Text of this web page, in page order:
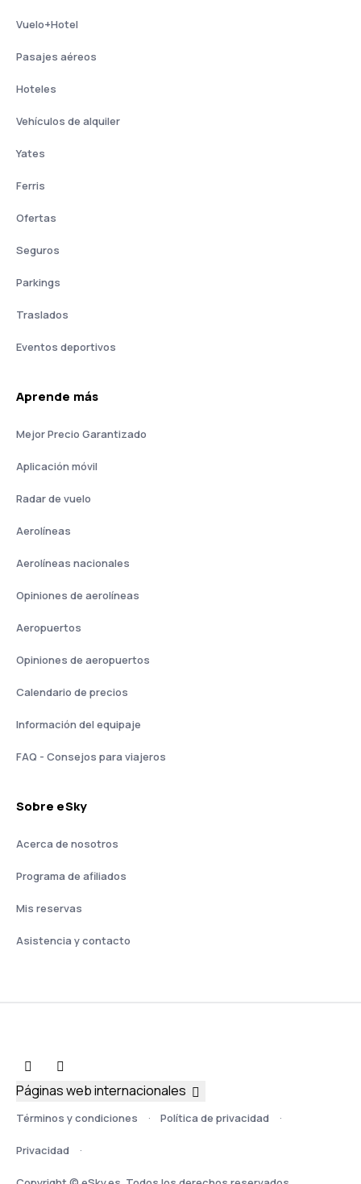
Vuelo+Hotel
Pasajes aéreos
Hoteles
Vehículos de alquiler
Yates
Ferris
Ofertas
Seguros
Parkings
Traslados
Eventos deportivos
Aprende más
Mejor Precio Garantizado
Aplicación móvil
Radar de vuelo
Aerolíneas
Aerolíneas nacionales
Opiniones de aerolíneas
Aeropuertos
Opiniones de aeropuertos
Calendario de precios
Información del equipaje
FAQ - Consejos para viajeros
Sobre eSky
Acerca de nosotros
Programa de afiliados
Mis reservas
Asistencia y contacto
Términos y condiciones Política de privacidad
Privacidad
Páginas web internacionales